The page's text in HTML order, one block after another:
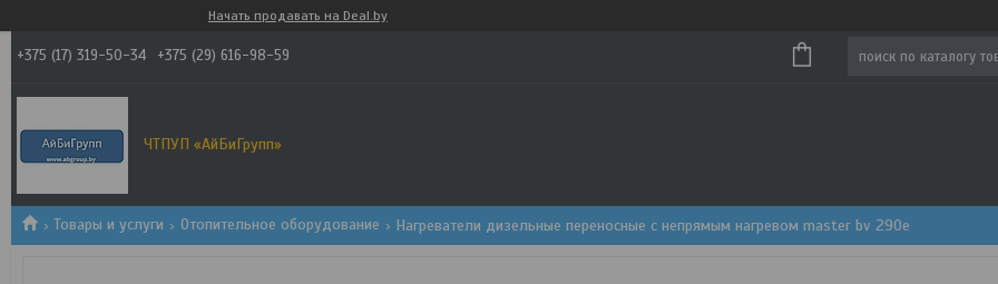
Начать продавать на Deal.by
+375 (17) 319-50-34 +375 (29) 616-98-59
ЧТПУП «АйБиГрупп»
Товары и услуги Отопительное оборудование Нагреватели дизельные переносные с непрямым нагревом master bv 290e